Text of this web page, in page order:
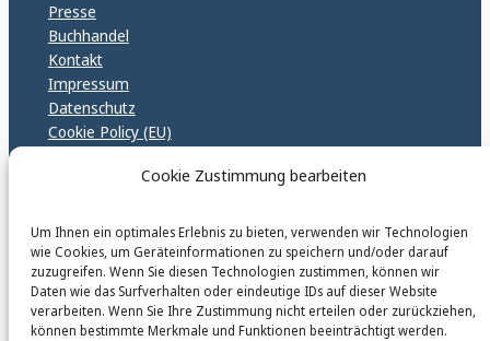
Cookie Zustimmung bearbeiten
Um Ihnen ein optimales Erlebnis zu bieten, verwenden wir Technologien
wie Cookies, um Geräteinformationen zu speichern und/oder darauf
zuzugreifen. Wenn Sie diesen Technologien zustimmen, können wir
Daten wie das Surfverhalten oder eindeutige IDs auf dieser Website
verarbeiten. Wenn Sie Ihre Zustimmung nicht erteilen oder zurückziehen,
können bestimmte Merkmale und Funktionen beeinträchtigt werden.
Presse
Buchhandel
Kontakt
Impressum
Datenschutz
Cookie Policy (EU)
karinfischerverlag_ac
@karinfischerverlag_ac
Follow